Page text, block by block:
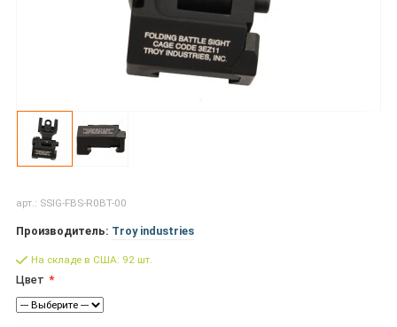
арт.: SSIG-FBS-R0BT-00
Производитель: Troy industries
На складе в США: 92 шт.
Цвет